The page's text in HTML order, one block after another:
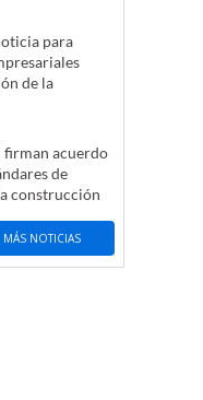
para
de la
firman acuerdo
de
construcción
MÁS NOTICIAS